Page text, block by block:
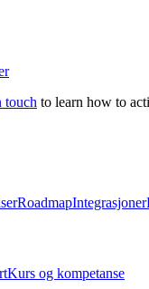
touch to learn how to
RoadmapIntegrasjoner
Kurs og kompetanse